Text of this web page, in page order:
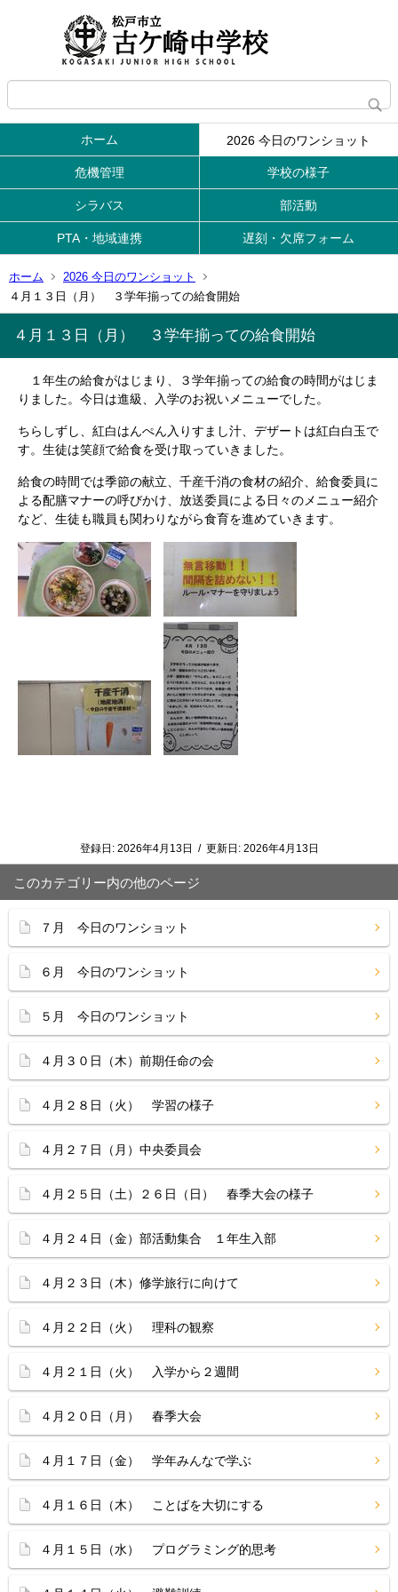
ホーム 2026 今日のワンショット
危機管理 学校の様子
シラバス 部活動
PTA・地域連携 遅刻・欠席フォーム
ホーム
2026 今日のワンショット
４月１３日（月） ３学年揃っての給食開始
４月１３日（月） ３学年揃っての給食開始
１年生の給食がはじまり、３学年揃っての給食の時間がはじま
りました。今日は進級、入学のお祝いメニューでした。
ちらしずし、紅白はんぺん入りすまし汁、デザートは紅白白玉で
す。生徒は笑顔で給食を受け取っていきました。
給食の時間では季節の献立、千産千消の食材の紹介、給食委員に
よる配膳マナーの呼びかけ、放送委員による日々のメニュー紹介
など、生徒も職員も関わりながら食育を進めていきます。
登録日: 2026年4月13日 / 更新日: 2026年4月13日
このカテゴリー内の他のページ
７月 今日のワンショット
６月 今日のワンショット
５月 今日のワンショット
４月３０日（木）前期任命の会
４月２８日（火） 学習の様子
４月２７日（月）中央委員会
４月２５日（土）２６日（日） 春季大会の様子
４月２４日（金）部活動集合 １年生入部
４月２３日（木）修学旅行に向けて
４月２２日（火） 理科の観察
４月２１日（火） 入学から２週間
４月２０日（月） 春季大会
４月１７日（金） 学年みんなで学ぶ
４月１６日（木） ことばを大切にする
４月１５日（水） プログラミング的思考